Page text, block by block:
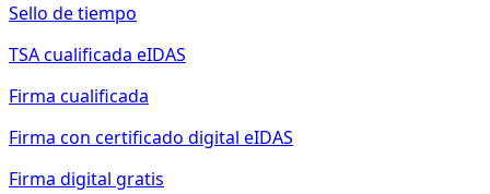
Sello de tiempo
TSA cualificada eIDAS
Firma cualificada
Firma con certificado digital eIDAS
Firma digital gratis